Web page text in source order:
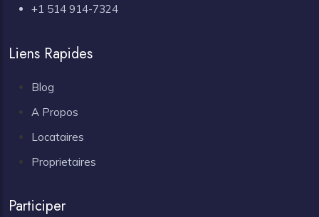
+1 514 914-7324
Liens Rapides
Blog
A Propos
Locataires
Proprietaires
Participer